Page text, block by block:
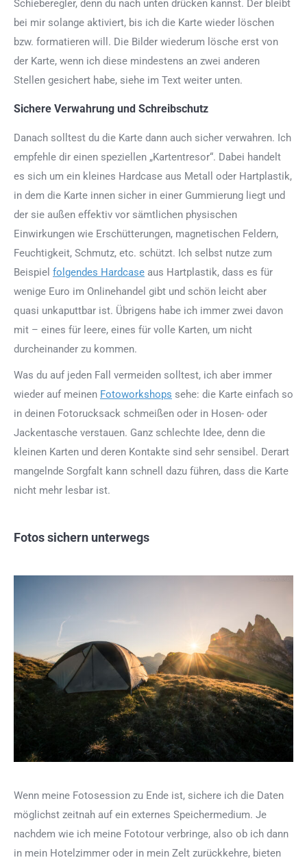
Schieberegler, denn du nach unten drücken kannst. Der bleibt
bei mir solange aktiviert, bis ich die Karte wieder löschen
bzw. formatieren will. Die Bilder wiederum lösche erst von
der Karte, wenn ich diese mindestens an zwei anderen
Stellen gesichert habe, siehe im Text weiter unten.
Sichere Verwahrung und Schreibschutz
Danach solltest du die Karte dann auch sicher verwahren. Ich
empfehle dir einen speziellen „Kartentresor“. Dabei handelt
es sich um ein kleines Hardcase aus Metall oder Hartplastik,
in dem die Karte innen sicher in einer Gummierung liegt und
der sie außen effektiv vor sämtlichen physischen
Einwirkungen wie Erschütterungen, magnetischen Feldern,
Feuchtigkeit, Schmutz, etc. schützt. Ich selbst nutze zum
Beispiel folgendes Hardcase aus Hartplastik, dass es für
wenige Euro im Onlinehandel gibt und schön leicht aber
quasi unkaputtbar ist. Übrigens habe ich immer zwei davon
mit – eines für leere, eines für volle Karten, um nicht
durcheinander zu kommen.
Was du auf jeden Fall vermeiden solltest, ich aber immer
wieder auf meinen Fotoworkshops sehe: die Karte einfach so
in deinen Fotorucksack schmeißen oder in Hosen- oder
Jackentasche verstauen. Ganz schlechte Idee, denn die
kleinen Karten und deren Kontakte sind sehr sensibel. Derart
mangelnde Sorgfalt kann schnell dazu führen, dass die Karte
nicht mehr lesbar ist.
Fotos sichern unterwegs
Wenn meine Fotosession zu Ende ist, sichere ich die Daten
möglichst zeitnah auf ein externes Speichermedium. Je
nachdem wie ich meine Fototour verbringe, also ob ich dann
in mein Hotelzimmer oder in mein Zelt zurückkehre, bieten